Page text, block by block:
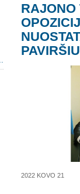
RAJONO
2022 KOVO 21